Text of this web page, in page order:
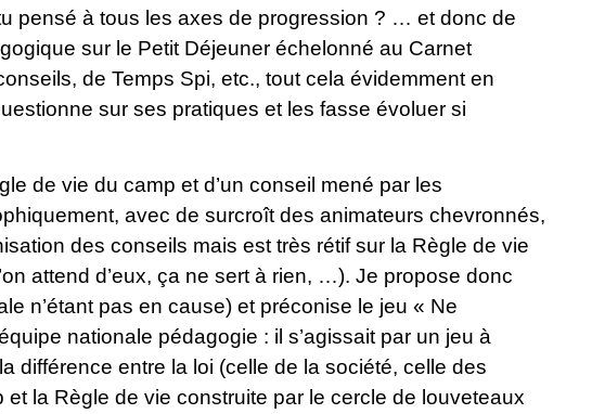
pensé à tous les axes de progression ? … et donc de
sur le Petit Déjeuner échelonné au Carnet
de Temps Spi, etc., tout cela évidemment en
sur ses pratiques et les fasse évoluer si
de vie du camp et d’un conseil mené par les
avec de surcroît des animateurs chevronnés,
des conseils mais est très rétif sur la Règle de vie
attend d’eux, ça ne sert à rien, …). Je propose donc
n’étant pas en cause) et préconise le jeu « Ne
nationale pédagogie : il s’agissait par un jeu à
différence entre la loi (celle de la société, celle des
la Règle de vie construite par le cercle de louveteaux